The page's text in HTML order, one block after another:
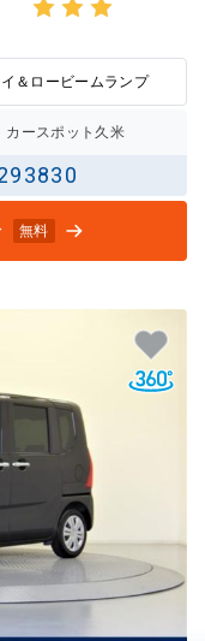
3点の
評価
＆ロービームランプ
ースポット久米
無料